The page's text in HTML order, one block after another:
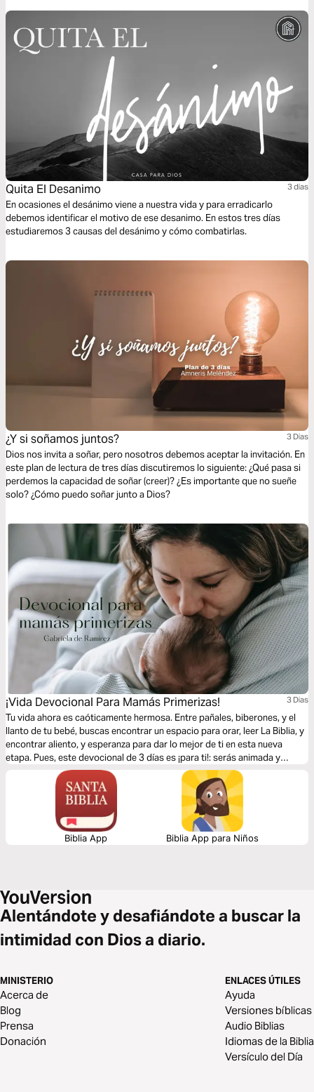
«en línea» sea un reflejo genuino de nuestro caminar con Cristo.
Quita El Desanimo 3 dias
En ocasiones el desánimo viene a nuestra vida y para erradicarlo
debemos identificar el motivo de ese desanimo. En estos tres días
estudiaremos 3 causas del desánimo y cómo combatirlas.
¿Y si soñamos juntos? 3 Dias
Dios nos invita a soñar, pero nosotros debemos aceptar la invitación. En
este plan de lectura de tres días discutiremos lo siguiente: ¿Qué pasa si
perdemos la capacidad de soñar (creer)? ¿Es importante que no sueñe
solo? ¿Cómo puedo soñar junto a Dios?
¡Vida Devocional Para Mamás Primerizas! 3 Dias
Tu vida ahora es caóticamente hermosa. Entre pañales, biberones, y el
llanto de tu bebé, buscas encontrar un espacio para orar, leer La Biblia, y
encontrar aliento, y esperanza para dar lo mejor de ti en esta nueva
etapa. Pues, este devocional de 3 días es ¡para ti!: serás animada y
fortalecida por medio de la Palabra de Dios.
Biblia App Biblia App para Niños
Alentándote y desafiándote a buscar la
intimidad con Dios a diario.
MINISTERIO
Acerca de
Blog
Prensa
Donación
ENLACES ÚTILES
Ayuda
Versiones bíblicas
Audio Biblias
Idiomas de la Biblia
Versículo del Día